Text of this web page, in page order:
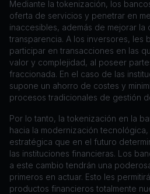
Mediante la tokenización, los
oferta de servicios y penetrar en
inaccesibles, además de mejorar
transparencia. A los inversores, les
participar en transacciones en las
valor y complejidad, al poseer
fraccionada. En el caso de las
supone un ahorro de costes y
procesos tradicionales de gestión
Por lo tanto, la tokenización en la
hacia la modernización
estratégica que en el futuro
las instituciones financieras. Los
a este cambio tendrán una
primeros en actuar. Esto les
productos financieros totalmente